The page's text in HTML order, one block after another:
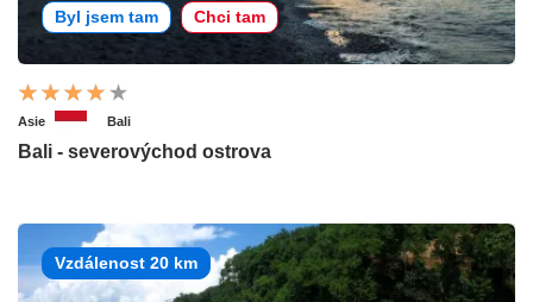
Byl jsem tam Chci tam
Asie Bali
Bali - severovýchod ostrova
Vzdálenost 20 km